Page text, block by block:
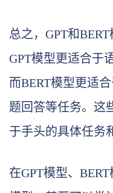
总之，GPT和
GPT模型更适合于
而BERT模型更适
题回答等任务。这
于手头的具体任务
在GPT模型、